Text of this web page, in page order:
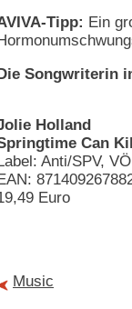
Tipp: Ein
Songwriterin
Holland
Can
Label: Anti/SPV,
EAN:
Euro
Music